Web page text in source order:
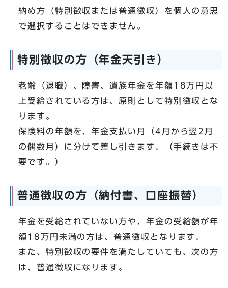
納め方（特別徴収または普通徴収）を個人の意思
で選択することはできません。
特別徴収の方（年金天引き）
老齢（退職）、障害、遺族年金を年額18万円以
上受給されている方は、原則として特別徴収とな
ります。
保険料の年額を、年金支払い月（4月から翌2月
の偶数月）に分けて差し引きます。（手続きは不
要です。）
普通徴収の方（納付書、口座振替）
年金を受給されていない方や、年金の受給額が年
額18万円未満の方は、普通徴収となります。
また、特別徴収の要件を満たしていても、次の方
は、普通徴収になります。